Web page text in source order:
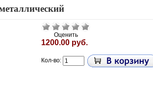
Оценить
1200.00 руб.
Кол-во: